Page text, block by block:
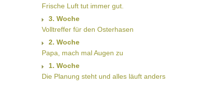
Frische Luft tut immer gut.
3. Woche
Volltreffer für den Osterhasen
2. Woche
Papa, mach mal Augen zu
1. Woche
Die Planung steht und alles läuft anders